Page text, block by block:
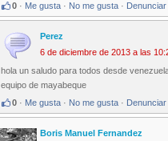
0 · Me gusta · No me gusta · Denunciar
Perez
6 de diciembre de 2013 a las
hola un saludo para todos desde
equipo de mayabeque
0 · Me gusta · No me gusta · Denunciar
Boris Manuel Fernandez